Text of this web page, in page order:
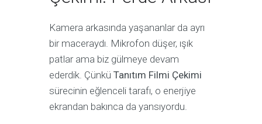
Kamera arkasında yaşananlar da ayrı
bir maceraydı. Mikrofon düşer, ışık
patlar ama biz gülmeye devam
ederdik. Çünkü Tanıtım Filmi Çekimi
sürecinin eğlenceli tarafı, o enerjiye
ekrandan bakınca da yansıyordu.